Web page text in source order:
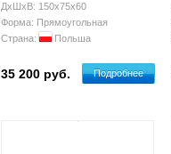
ДхШхВ: 150х75х60
Форма: Прямоугольная
Страна:
Польша
35 200 руб. Подробнее